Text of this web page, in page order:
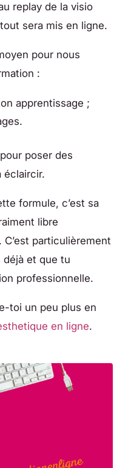
replay de la visio
sera mis en ligne.
pour nous
:
apprentissage ;
poser des
éclaircir.
formule, c’est sa
libre
C’est particulièrement
déjà et que tu
professionnelle.
toi un peu plus en
en ligne.